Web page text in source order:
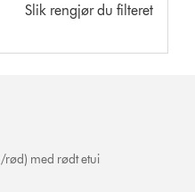
Slik rengjør du filteret
rød) med rødt etui